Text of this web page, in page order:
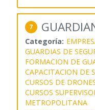
7
Categoría:
GUARDIAS DE
FORMACION DE
CAPACITACION DE
CURSOS DE
CURSOS
METROPOLITANA